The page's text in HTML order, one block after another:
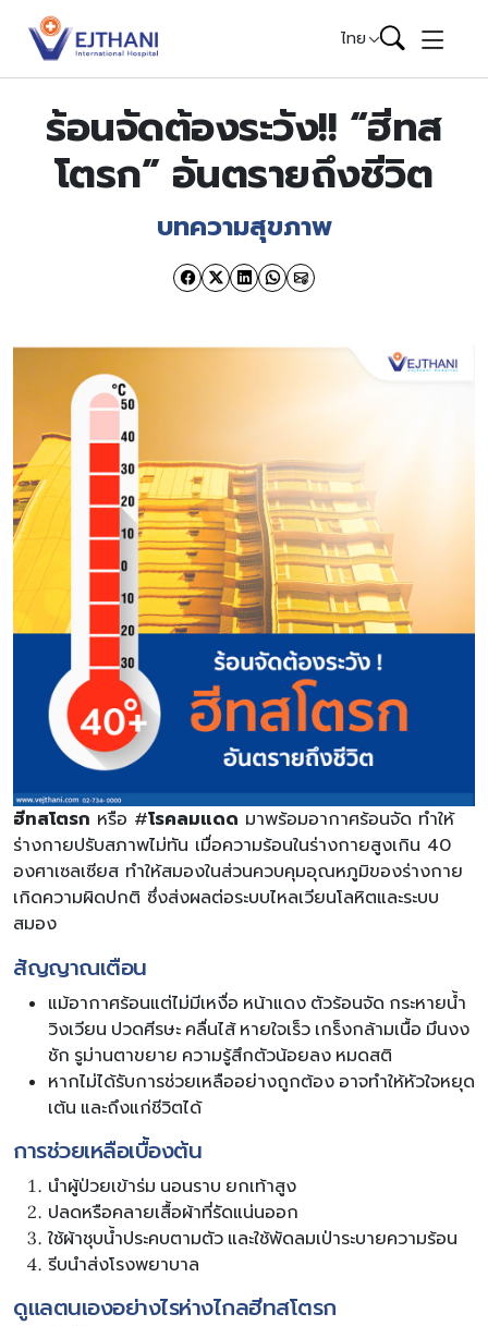
Skip to content
ไทย
ร้อนจัดต้องระวัง!! “ฮีทส
โตรก” อันตรายถึงชีวิต
บทความสุขภาพ
ฮีทสโตรก หรือ #โรคลมแดด มาพร้อมอากาศร้อนจัด ทำให้
ร่างกายปรับสภาพไม่ทัน เมื่อความร้อนในร่างกายสูงเกิน 40
องศาเซลเซียส ทำให้สมองในส่วนควบคุมอุณหภูมิของร่างกาย
เกิดความผิดปกติ ซึ่งส่งผลต่อระบบไหลเวียนโลหิตและระบบ
สมอง
สัญญาณเตือน
แม้อากาศร้อนแต่ไม่มีเหงื่อ หน้าแดง ตัวร้อนจัด กระหายน้ำ
วิงเวียน ปวดศีรษะ คลื่นไส้ หายใจเร็ว เกร็งกล้ามเนื้อ มึนงง
ชัก รูม่านตาขยาย ความรู้สึกตัวน้อยลง หมดสติ
หากไม่ได้รับการช่วยเหลืออย่างถูกต้อง อาจทำให้หัวใจหยุด
เต้น และถึงแก่ชีวิตได้
การช่วยเหลือเบื้องต้น
นำผู้ป่วยเข้าร่ม นอนราบ ยกเท้าสูง
ปลดหรือคลายเสื้อผ้าที่รัดแน่นออก
ใช้ผ้าชุบน้ำประคบตามตัว และใช้พัดลมเป่าระบายความร้อน
รีบนำส่งโรงพยาบาล
ดูแลตนเองอย่างไรห่างไกลฮีทสโตรก